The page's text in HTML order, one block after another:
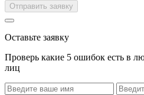
Отправить заявку
Оставьте заявку
Проверь какие 5 ошибок есть в
лиц